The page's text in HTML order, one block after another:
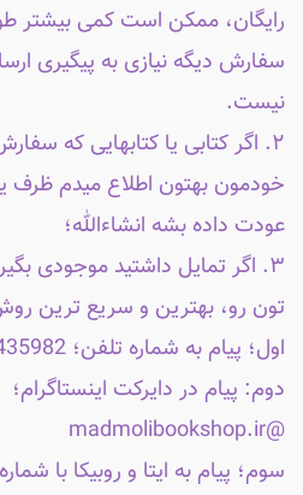
رایگان، ممکن است کمی بیشتر
سفارش دیگه نیازی به پیگیری
نیست.
۲. اگر کتابی یا کتابهایی که
خودمون بهتون اطلاع میدم ظرف
عودت داده بشه انشاءالله؛
۳. اگر تمایل داشتید موجودی
تون رو، بهترین و سریع ترین
اول؛ پیام به شماره تلفن؛ 09165435982
دوم: پیام در دایرکت اینستاگرام؛
@madmolibookshop.ir
سوم؛ پیام به ایتا و روبیکا با